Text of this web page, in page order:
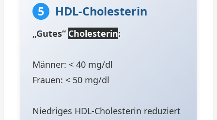
5 HDL-Cholesterin
„Gutes“ Cholesterin:
Männer: < 40 mg/dl
Frauen: < 50 mg/dl
Niedriges HDL-Cholesterin reduziert